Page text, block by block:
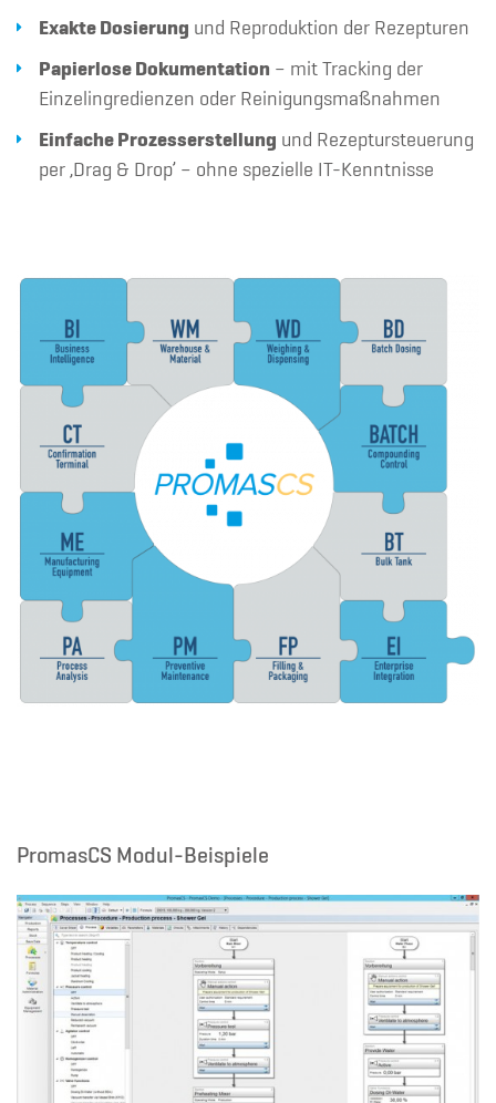
Exakte Dosierung und Reproduktion der Rezepturen
Papierlose Dokumentation – mit Tracking der
Einzelingredienzen oder Reinigungsmaßnahmen
Einfache Prozesserstellung und Rezeptursteuerung
per ‚Drag & Drop’ – ohne spezielle IT-Kenntnisse
PromasCS Modul-Beispiele